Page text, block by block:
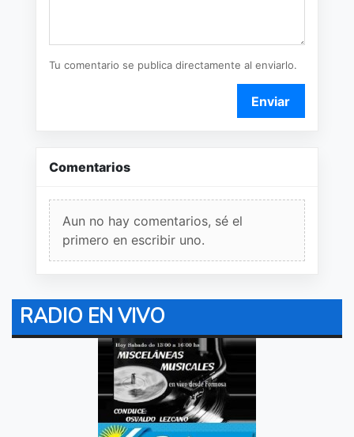
Tu comentario se publica directamente al enviarlo.
Enviar
Comentarios
Aun no hay comentarios, sé el
primero en escribir uno.
RADIO EN VIVO